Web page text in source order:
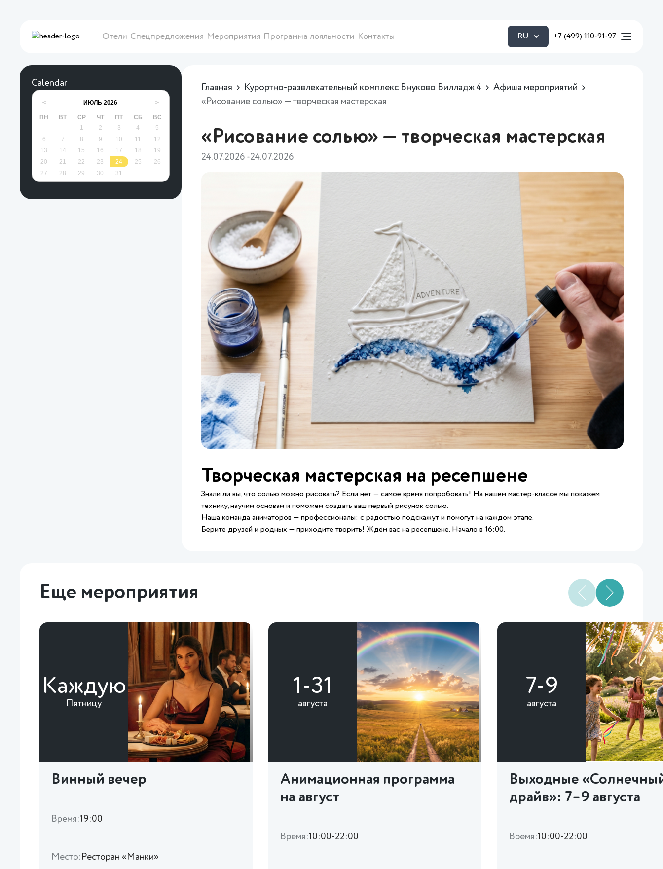
Отели Спецпредложения Мероприятия Программа лояльности Контакты RU +7 (499) 110-91-97
Calendar
< ИЮЛЬ 2026 >
ПН ВТ СР ЧТ ПТ СБ
ВС
1
2 3 4
5
6
7 8 9 10 11
12
13
14 15 16 17 18
19
20
21 22 23 24 25
26
27
28 29 30 31
Главная Курортно-развлекательный комплекс Внуково Вилладж 4
Афиша мероприятий
«Рисование солью» — творческая мастерская
«Рисование солью» — творческая мастерская
24.07.2026 -24.07.2026
Творческая мастерская на ресепшене
Знали ли вы, что солью можно рисовать? Если нет — самое время попробовать! На нашем мастер‑классе мы покажем
технику, научим основам и поможем создать ваш первый рисунок солью.
Наша команда аниматоров — профессионалы: с радостью подскажут и помогут на каждом этапе.
Берите друзей и родных — приходите творить! Ждём вас на ресепшене. Начало в 16:00.
Еще мероприятия
Каждую
Пятницу
Винный вечер
Время:19:00
Место: Ресторан «Манки»
1-31
августа
Анимационная программа
на август
Время:10:00-22:00
7-9
августа
Выходные
драйв»: 7–9 августа
Время:10:00-22:00